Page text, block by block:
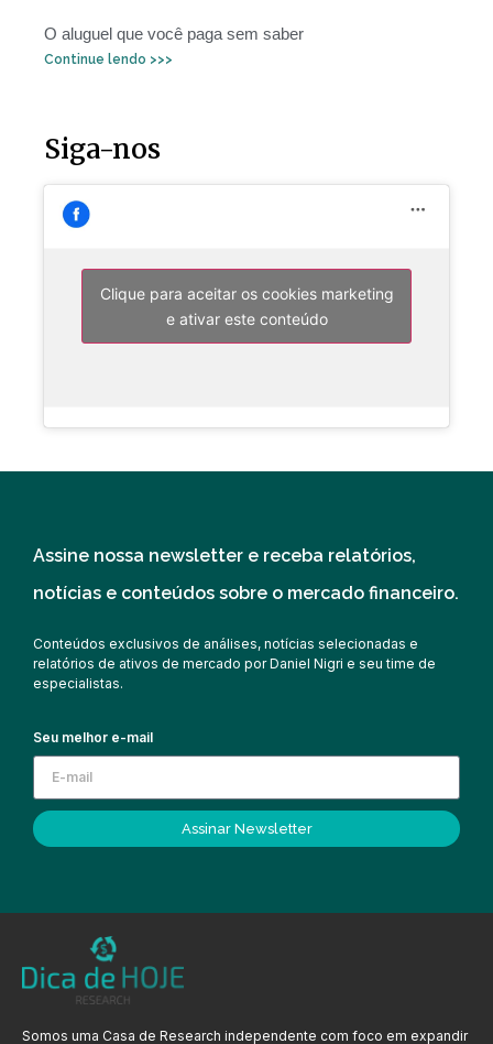
O aluguel que você paga sem saber
Continue lendo >>>
Siga-nos
Clique para aceitar os cookies marketing
e ativar este conteúdo
Assine nossa newsletter e receba relatórios,
notícias e conteúdos sobre o mercado financeiro.
Conteúdos exclusivos de análises, notícias selecionadas e
relatórios de ativos de mercado por Daniel Nigri e seu time de
especialistas.
Seu melhor e-mail
Assinar Newsletter
Somos uma Casa de Research independente com foco em expandir